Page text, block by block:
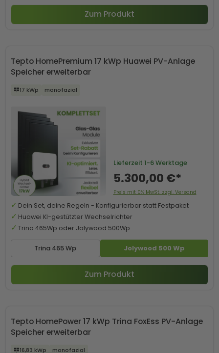
Zum Produkt
Tepto HomePremium 17 kWp Huawei PV-Anlage
Speicher erweiterbar
17 kWp monofazial
Trina 465 Wp Jolywood 500 Wp
Lieferzeit 1-6 Werktage
5.300,00 €*
Preis mit 0% MwSt. zzgl. Versand
Dein Set, deine Regeln - Konfigurierbar statt Festpaket
Huawei KI-gestützter Wechselrichter
Trina 465Wp oder Jolywood 500Wp
Zum Produkt
Tepto HomePower 17 kWp Trina FoxEss PV-Anlage
Speicher erweiterbar
16,83 kWp monofazial